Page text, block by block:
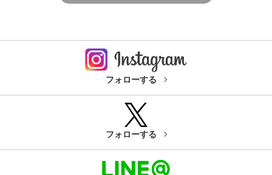
フォローする
フォローする